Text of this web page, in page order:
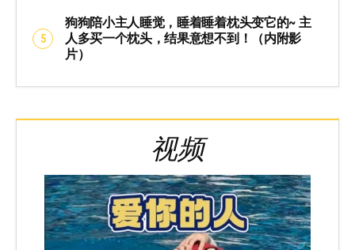
狗狗陪小主人睡觉，睡着睡着枕头变它的~ 主
人多买一个枕头，结果意想不到！（内附影
片）
视频